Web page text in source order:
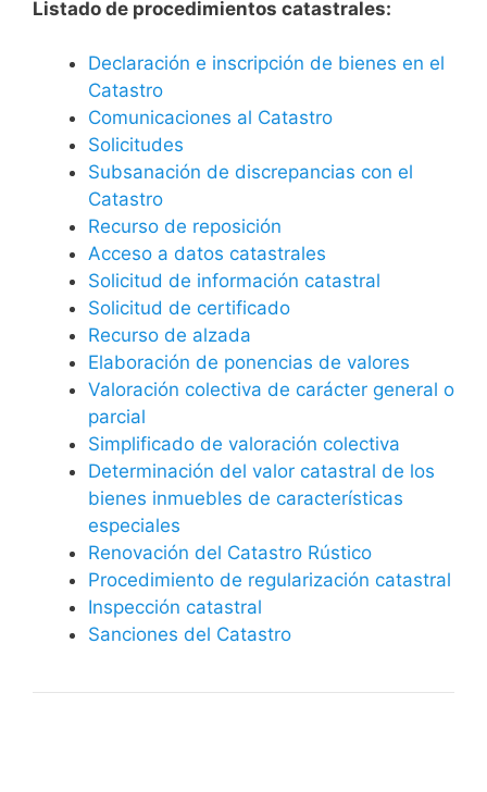
Listado de procedimientos catastrales:
Declaración e inscripción de bienes en el
Catastro
Comunicaciones al Catastro
Solicitudes
Subsanación de discrepancias con el
Catastro
Recurso de reposición
Acceso a datos catastrales
Solicitud de información catastral
Solicitud de certificado
Recurso de alzada
Elaboración de ponencias de valores
Valoración colectiva de carácter general o
parcial
Simplificado de valoración colectiva
Determinación del valor catastral de los
bienes inmuebles de características
especiales
Renovación del Catastro Rústico
Procedimiento de regularización catastral
Inspección catastral
Sanciones del Catastro